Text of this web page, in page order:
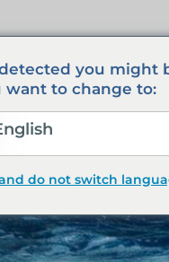
you might
want to change to:
do not switch